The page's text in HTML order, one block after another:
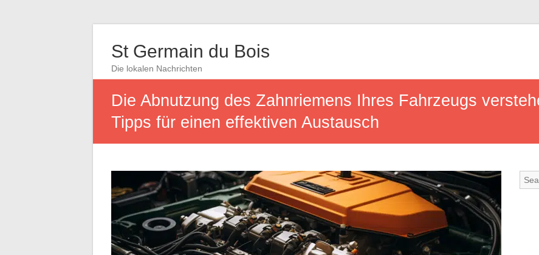
St Germain du Bois
Die lokalen Nachrichten
Die Abnutzung des Zahnriemens Ihres Fahrzeugs
Tipps für einen effektiven Austausch